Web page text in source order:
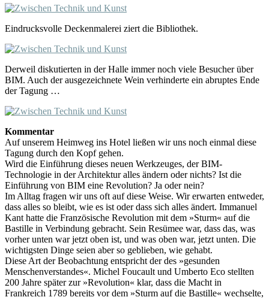
Eindrucksvolle Deckenmalerei ziert die Bibliothek.
Derweil diskutierten in der Halle immer noch viele Besucher über
BIM. Auch der ausgezeichnete Wein verhinderte ein abruptes Ende
der Tagung …
Kommentar
Auf unserem Heimweg ins Hotel ließen wir uns noch einmal diese
Tagung durch den Kopf gehen.
Wird die Einführung dieses neuen Werkzeuges, der BIM-
Technologie in der Architektur alles ändern oder nichts? Ist die
Einführung von BIM eine Revolution? Ja oder nein?
Im Alltag fragen wir uns oft auf diese Weise. Wir erwarten entweder,
dass alles so bleibt, wie es ist oder dass sich alles ändert. Immanuel
Kant hatte die Französische Revolution mit dem »Sturm« auf die
Bastille in Verbindung gebracht. Sein Resümee war, dass das, was
vorher unten war jetzt oben ist, und was oben war, jetzt unten. Die
wichtigsten Dinge seien aber so geblieben, wie gehabt.
Diese Art der Beobachtung entspricht der des »gesunden
Menschenverstandes«. Michel Foucault und Umberto Eco stellten
200 Jahre später zur »Revolution« klar, dass die Macht in
Frankreich 1789 bereits vor dem »Sturm auf die Bastille« wechselte,